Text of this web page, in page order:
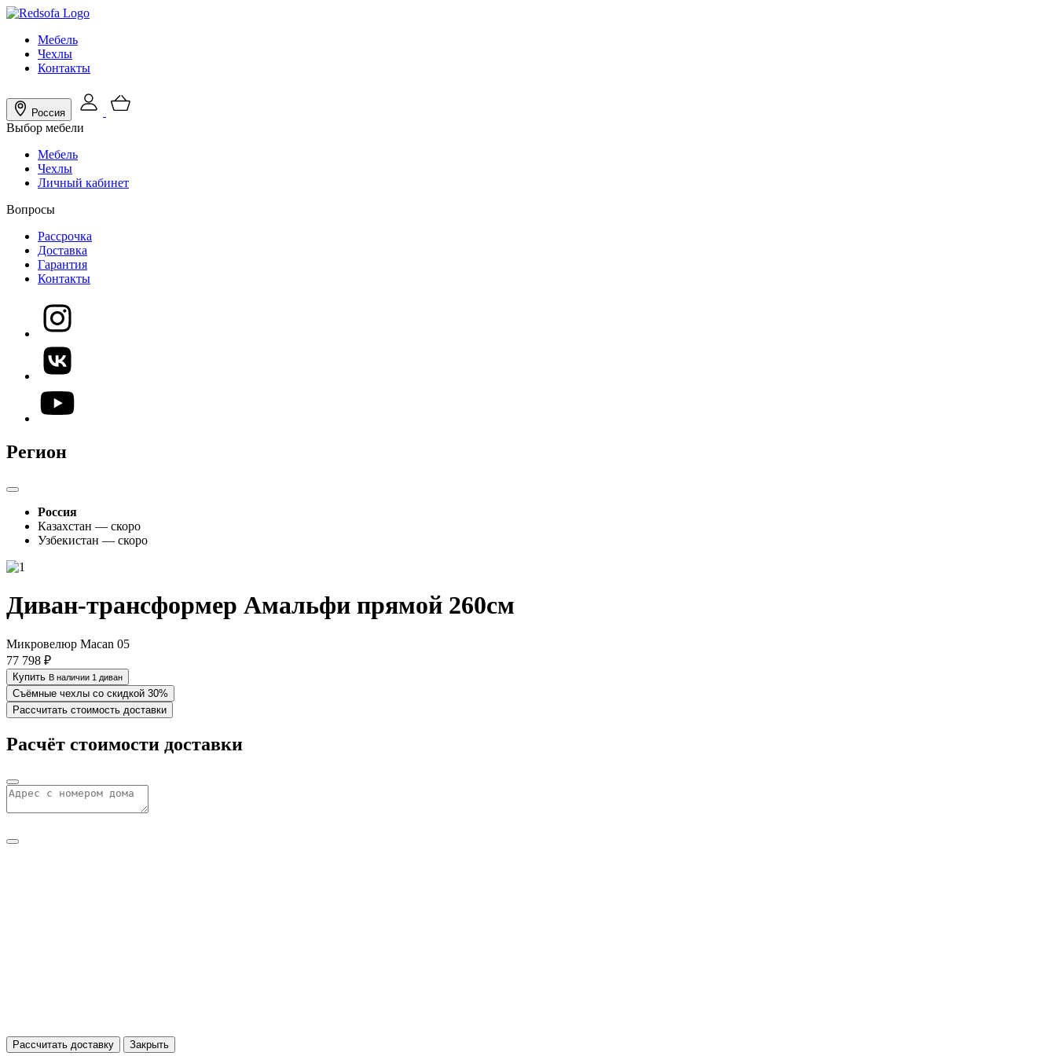
Мебель
Чехлы
Контакты
Россия
Выбор мебели
Мебель
Чехлы
Личный кабинет
Вопросы
Рассрочка
Доставка
Гарантия
Контакты
Регион
Россия
Казахстан — скоро
Узбекистан — скоро
Диван-трансформер Амальфи прямой 260см
Микровелюр Macan 05
77 798 ₽
Купить В наличии 1 диван
Съёмные чехлы со скидкой 30%
Рассчитать стоимость доставки
Расчёт стоимости доставки
Рассчитать доставку Закрыть